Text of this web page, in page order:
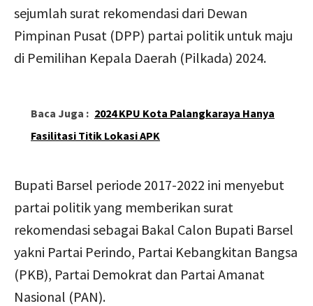
sejumlah surat rekomendasi dari Dewan
Pimpinan Pusat (DPP) partai politik untuk maju
di Pemilihan Kepala Daerah (Pilkada) 2024.
Baca Juga : 2024 KPU Kota Palangkaraya Hanya
Fasilitasi Titik Lokasi APK
Bupati Barsel periode 2017-2022 ini menyebut
partai politik yang memberikan surat
rekomendasi sebagai Bakal Calon Bupati Barsel
yakni Partai Perindo, Partai Kebangkitan Bangsa
(PKB), Partai Demokrat dan Partai Amanat
Nasional (PAN).